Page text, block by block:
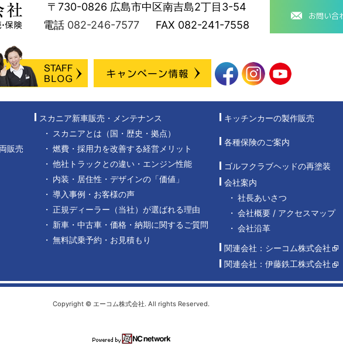
〒730-0826 広島市中区南吉島2丁目3-54
電話 082-246-7577 FAX 082-241-7558
お問い合
販売
スカニア新車販売・メンテナンス
スカニアとは（国・歴史・拠点）
燃費・採用力を改善する経営メリット
他社トラックとの違い・エンジン性能
内装・居住性・デザインの「価値」
導入事例・お客様の声
正規ディーラー（当社）が選ばれる理由
新車・中古車・価格・納期に関するご質問
無料試乗予約・お見積もり
キッチンカーの製作販売
各種保険のご案内
ゴルフクラブヘッドの再塗装
会社案内
社長あいさつ
会社概要 / アクセスマップ
会社沿革
関連会社：シーコム株式会社
関連会社：伊藤鉄工株式会社
Copyright © エーコム株式会社. All rights Reserved.